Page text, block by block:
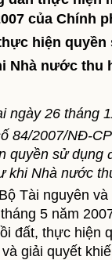
của Chính
hiện
Nhà nước thu
ngày 26 tháng
84/2007/NĐ-
quyền sử
khi Nhà nước
Tài nguyên
5 năm
đất, thực hiện
giải quyết